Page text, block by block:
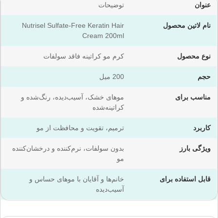
عنوان توضیحات
نام لاتین محصول
Nutrisel Sulfate-Free Keratin Hair
Cream 200ml
نوع محصول کرم مو کراتینه فاقد سولفات
حجم 200 میل
مناسب برای
موهای خشک، آسیب‌دیده، رنگ‌شده و
کراتینه‌شده
کاربرد ترمیم، تقویت و محافظت از مو
ویژگی بارز
بدون سولفات، نرم‌کننده و درخشان‌کننده
مو
قابل استفاده برای
خانم‌ها و آقایان با موهای حساس و
آسیب‌دیده